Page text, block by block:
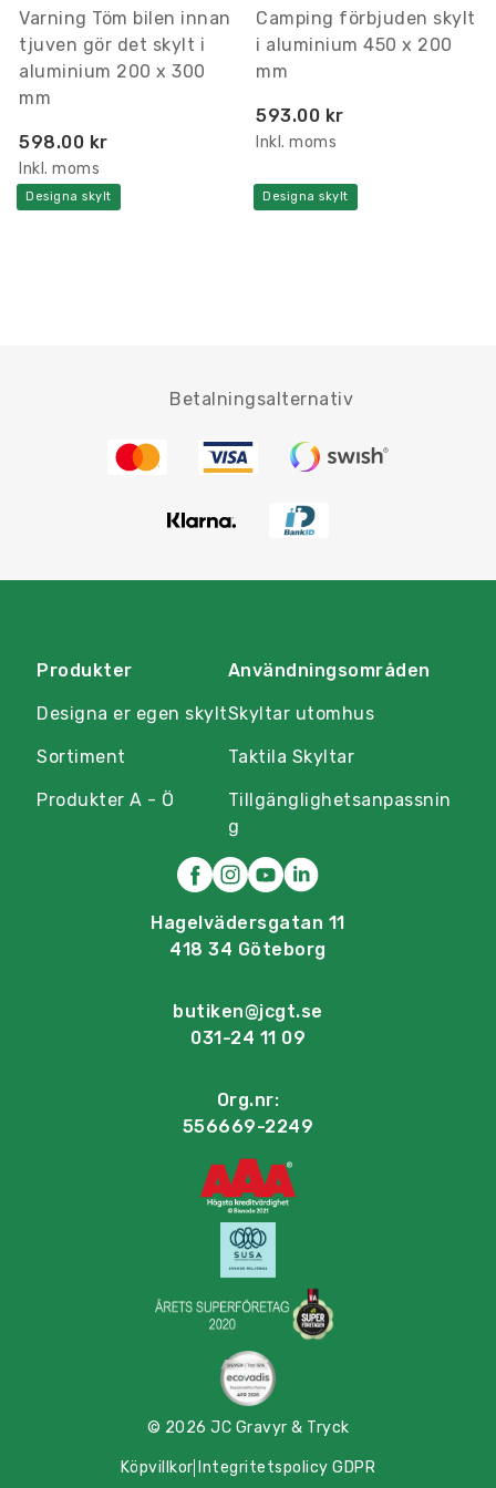
Varning Töm bilen innan
tjuven gör det skylt i
aluminium 200 x 300
mm
598.00 kr
Inkl. moms
Designa skylt
Camping förbjuden skylt
i aluminium 450 x 200
mm
593.00 kr
Inkl. moms
Designa skylt
Betalningsalternativ
Produkter
Designa er egen skylt
Sortiment
Produkter A - Ö
Användningsområden
Skyltar utomhus
Taktila Skyltar
Tillgänglighetsanpassnin
g
Hagelvädersgatan 11
418 34 Göteborg
butiken@jcgt.se
031-24 11 09
Org.nr:
556669-2249
© 2026 JC Gravyr & Tryck
Köpvillkor Integritetspolicy GDPR